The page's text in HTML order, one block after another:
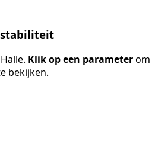
Klik op een parameterom
bekijken.